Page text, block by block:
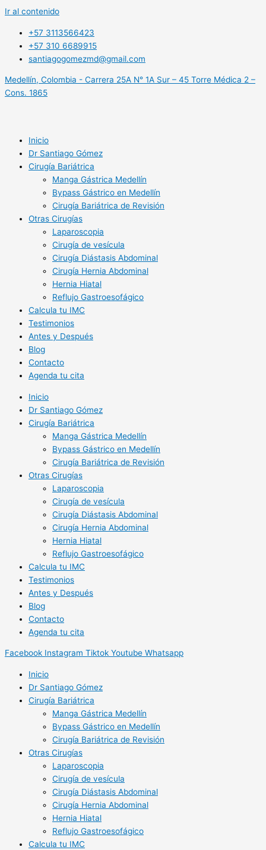
Ir al contenido
+57 3113566423
+57 310 6689915
santiagogomezmd@gmail.com
Medellín, Colombia - Carrera 25A N° 1A Sur – 45 Torre Médica 2 –
Cons. 1865
Inicio
Dr Santiago Gómez
Cirugía Bariátrica
Manga Gástrica Medellín
Bypass Gástrico en Medellín
Cirugía Bariátrica de Revisión
Otras Cirugías
Laparoscopia
Cirugía de vesícula
Cirugía Diástasis Abdominal
Cirugía Hernia Abdominal
Hernia Hiatal
Reflujo Gastroesofágico
Calcula tu IMC
Testimonios
Antes y Después
Blog
Contacto
Agenda tu cita
Inicio
Dr Santiago Gómez
Cirugía Bariátrica
Manga Gástrica Medellín
Bypass Gástrico en Medellín
Cirugía Bariátrica de Revisión
Otras Cirugías
Laparoscopia
Cirugía de vesícula
Cirugía Diástasis Abdominal
Cirugía Hernia Abdominal
Hernia Hiatal
Reflujo Gastroesofágico
Calcula tu IMC
Testimonios
Antes y Después
Blog
Contacto
Agenda tu cita
Facebook Instagram Tiktok Youtube Whatsapp
Inicio
Dr Santiago Gómez
Cirugía Bariátrica
Manga Gástrica Medellín
Bypass Gástrico en Medellín
Cirugía Bariátrica de Revisión
Otras Cirugías
Laparoscopia
Cirugía de vesícula
Cirugía Diástasis Abdominal
Cirugía Hernia Abdominal
Hernia Hiatal
Reflujo Gastroesofágico
Calcula tu IMC